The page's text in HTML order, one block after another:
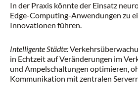
In der Praxis könnte der Einsatz
Edge-Computing-Anwendungen zu
Innovationen führen.
Intelligente Städte:
in Echtzeit auf Veränderungen im
und Ampelschaltungen optimieren,
Kommunikation mit zentralen